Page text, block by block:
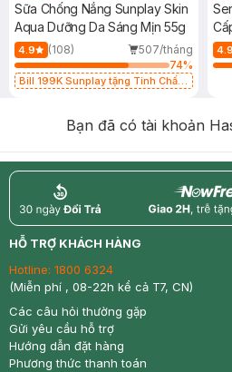
Sữa Chống Nắng Sunplay Skin
Aqua Dưỡng Da Sáng Mịn 55g
4.9 (108)
507/tháng
74%
Bill 199K Sunplay tặng Tinh Chất
4.9
Bạn đã có tài khoản
return nowfree
HỖ TRỢ KHÁCH HÀNG
Hotline: 1800 6324
(Miễn phí , 08-22h kể cả T7, CN)
Các câu hỏi thường gặp
Gửi yêu cầu hỗ trợ
Hướng dẫn đặt hàng
Phương thức thanh toán